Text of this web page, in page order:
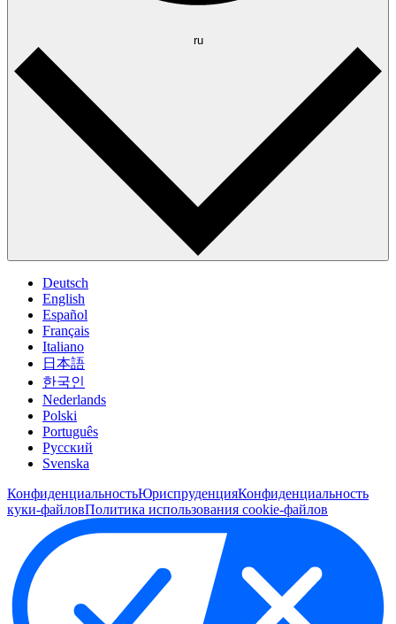
ru
Deutsch
English
Español
Français
Italiano
日本語
한국인
Nederlands
Polski
Português
Pусский
Svenska
КонфиденциальностьЮриспруденцияКонфиденциальность
куки-файловПолитика использования cookie-файлов